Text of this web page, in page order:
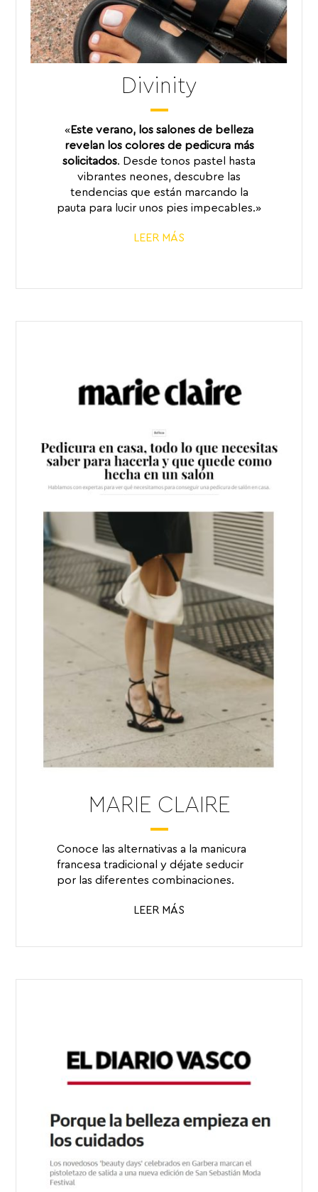
Divinity
«Este verano, los salones de belleza
revelan los colores de pedicura más
solicitados. Desde tonos pastel hasta
vibrantes neones, descubre las
tendencias que están marcando la
pauta para lucir unos pies impecables.»
LEER MÁS
MARIE CLAIRE
Conoce las alternativas a la manicura
francesa tradicional y déjate seducir
por las diferentes combinaciones.
LEER MÁS